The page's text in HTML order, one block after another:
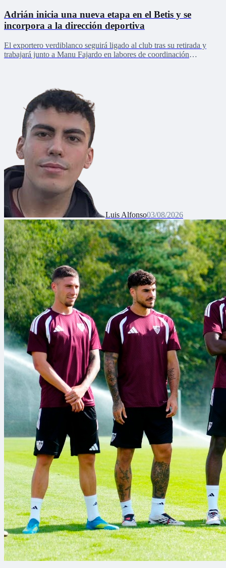
Adrián inicia una nueva etapa en el Betis y se
incorpora a la dirección deportiva
El exportero verdiblanco seguirá ligado al club tras su retirada y
trabajará junto a Manu Fajardo en labores de coordinación
Luis Alfonso03/08/2026